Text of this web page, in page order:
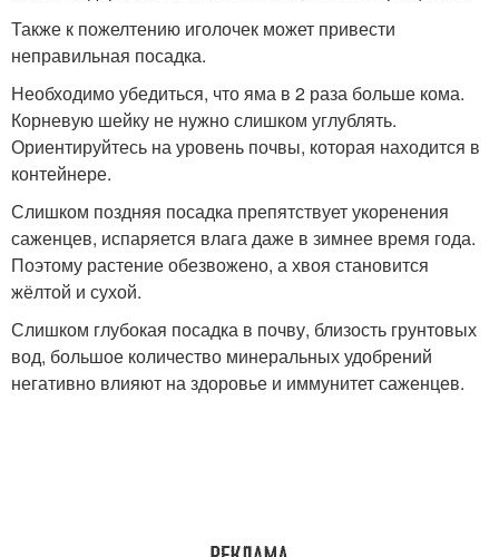
Также к пожелтению иголочек может привести
неправильная посадка.
Необходимо убедиться, что яма в 2 раза больше кома.
Корневую шейку не нужно слишком углублять.
Ориентируйтесь на уровень почвы, которая находится в
контейнере.
Слишком поздняя посадка препятствует укоренения
саженцев, испаряется влага даже в зимнее время года.
Поэтому растение обезвожено, а хвоя становится
жёлтой и сухой.
Слишком глубокая посадка в почву, близость грунтовых
вод, большое количество минеральных удобрений
негативно влияют на здоровье и иммунитет саженцев.